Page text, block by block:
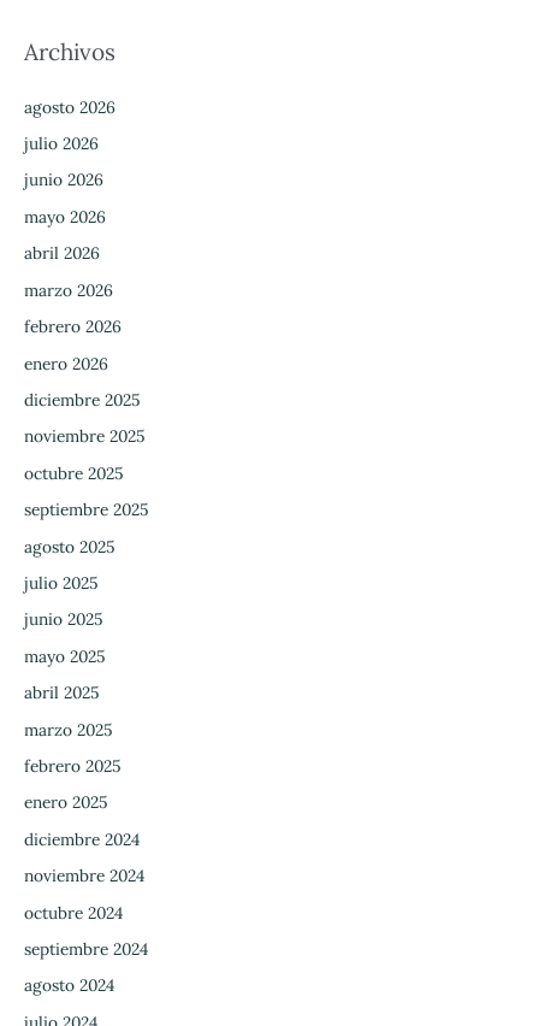
Archivos
agosto 2026
julio 2026
junio 2026
mayo 2026
abril 2026
marzo 2026
febrero 2026
enero 2026
diciembre 2025
noviembre 2025
octubre 2025
septiembre 2025
agosto 2025
julio 2025
junio 2025
mayo 2025
abril 2025
marzo 2025
febrero 2025
enero 2025
diciembre 2024
noviembre 2024
octubre 2024
septiembre 2024
agosto 2024